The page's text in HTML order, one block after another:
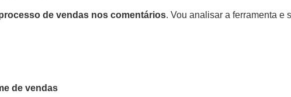
de vendas nos comentários. Vou analisar a ferramenta e
de vendas